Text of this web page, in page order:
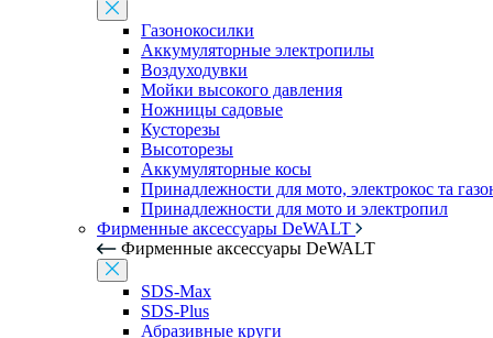
Газонокосилки
Аккумуляторные электропилы
Воздуходувки
Мойки высокого давления
Ножницы садовые
Кусторезы
Высоторезы
Аккумуляторные косы
Принадлежности для мото, электрокос та
Принадлежности для мото и электропил
Фирменные аксессуары DeWALT
Фирменные аксессуары DeWALT
SDS-Max
SDS-Plus
Абразивные круги